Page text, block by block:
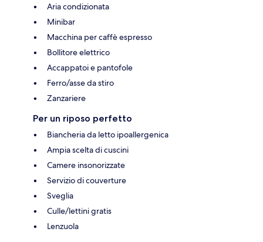
Aria condizionata
Minibar
Macchina per caffè espresso
Bollitore elettrico
Accappatoi e pantofole
Ferro/asse da stiro
Zanzariere
Per un riposo perfetto
Biancheria da letto ipoallergenica
Ampia scelta di cuscini
Camere insonorizzate
Servizio di couverture
Sveglia
Culle/lettini gratis
Lenzuola